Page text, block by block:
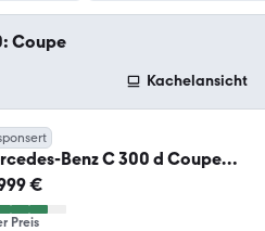
Coupe
Kachelansicht
Benz C 300 d Coupe
AMG Line
€
Preis